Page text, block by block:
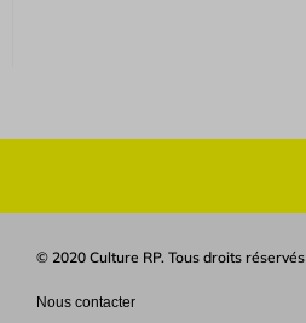
© 2020 Culture RP. Tous droits réservés
Nous contacter